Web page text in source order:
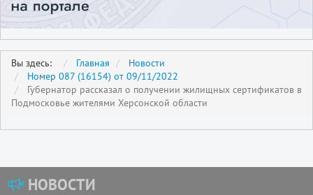
Вы здесь: Главная
Новости
Номер 087 (16154) от 09/11/2022
Губернатор рассказал о получении жилищных сертификатов в
Подмосковье жителями Херсонской области
НОВОСТИ